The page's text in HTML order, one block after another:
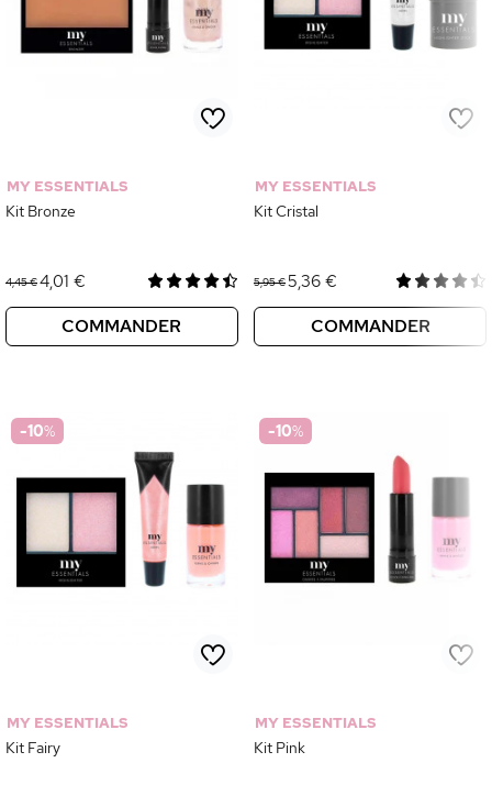
MY ESSENTIALS
Kit Bronze
4,45 €4,01 €
COMMANDER
MY ESSENTIALS
Kit Cristal
5,95 €5,36 €
COMMANDER
-10%
MY ESSENTIALS
Kit Fairy
-10%
MY ESSENTIALS
Kit Pink